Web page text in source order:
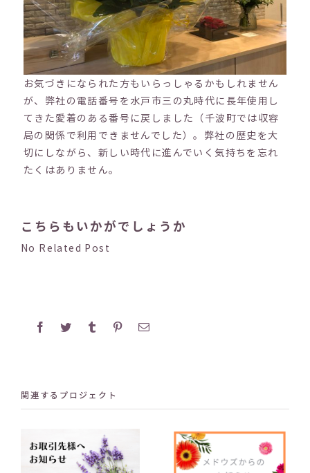
お気づきになられた方もいらっしゃるかもしれません
が、弊社の電話番号を水戸市三の丸時代に長年使用し
てきた愛着のある番号に戻しました（千波町では収容
局の関係で利用できませんでした）。弊社の歴史を大
切にしながら、新しい時代に進んでいく気持ちを忘れ
たくはありません。
こちらもいかがでしょうか
No Related Post
Facebook
TwitterTumblrPinterest
関連するプロジェクト